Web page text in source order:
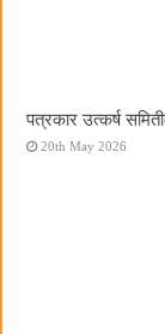
पत्रकार उत्कर्ष
20th May 2026